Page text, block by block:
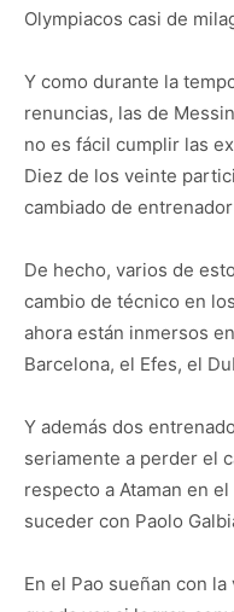
Olympiacos casi de
Y como durante la
renuncias, las de
no es fácil cumplir las
Diez de los veinte
cambiado de
De hecho, varios de
cambio de técnico en
ahora están inmersos
Barcelona, el Efes, el
Y además dos
seriamente a perder el
respecto a Ataman en
suceder con Paolo
En el Pao sueñan con